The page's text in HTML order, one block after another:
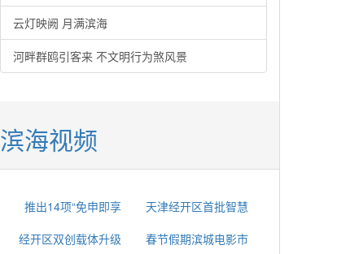
云灯映阙 月满滨海
河畔群鸥引客来 不文明行为煞风景
滨海视频
推出14项“免申即享
天津经开区首批智慧
经开区双创载体升级
春节假期滨城电影市